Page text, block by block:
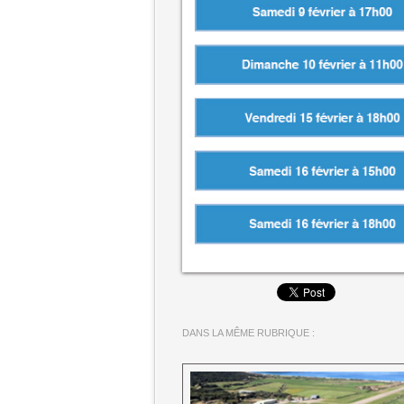
DANS LA MÊME RUBRIQUE :